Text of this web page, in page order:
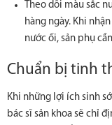
Theo dõi màu sắc
hàng ngày. Khi
nước ối, sản phụ
Chuẩn bị tinh
Khi những lợi ích sinh
bác sĩ sản khoa sẽ chỉ